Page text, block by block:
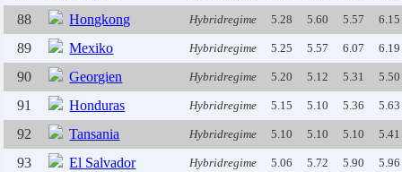
88 Hongkong Hybridregime 5.28 5.60 5.57 6.15
89 Mexiko Hybridregime 5.25 5.57 6.07 6.19
90 Georgien Hybridregime 5.20 5.12 5.31 5.50
91 Honduras Hybridregime 5.15 5.10 5.36 5.63
92 Tansania Hybridregime 5.10 5.10 5.10 5.41
93 El Salvador Hybridregime 5.06 5.72 5.90 5.96